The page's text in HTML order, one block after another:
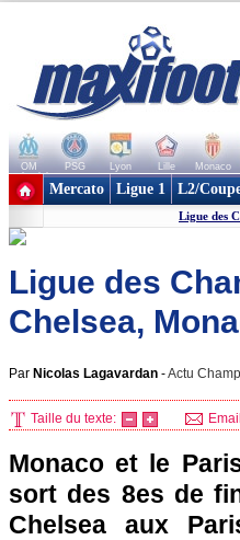
OM PSG Lyon Lille Monaco
+ de clubs
Mercato Ligue 1 L2/
Ligue des
Ligue des
Chelsea,
Par Nicolas Lagavardan -Actu
Taille du texte: Email
Monaco et le
sort des 8es de
Chelsea aux